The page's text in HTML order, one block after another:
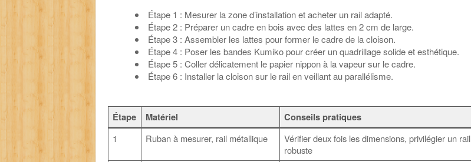
Étape 1 : Mesurer la zone d’installation et acheter un rail adapté.
Étape 2 : Préparer un cadre en bois avec des lattes en 2 cm de large.
Étape 3 : Assembler les lattes pour former le cadre de la cloison.
Étape 4 : Poser les bandes Kumiko pour créer un quadrillage solide et esthétique.
Étape 5 : Coller délicatement le papier nippon à la vapeur sur le cadre.
Étape 6 : Installer la cloison sur le rail en veillant au parallélisme.
Étape Matériel Conseils pratiques
1 Ruban à mesurer, rail métallique
Vérifier deux fois les dimensions, privilégier un rail
robuste